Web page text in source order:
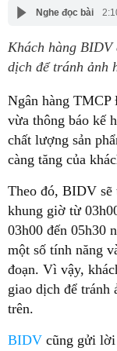
Nghe đọc bài
Khách hàng BIDV
dịch để tránh ảnh
Ngân hàng
vừa thông báo kế
chất lượng sản
càng tăng của
Theo đó, BIDV sẽ
khung giờ từ
03h00 đến 05h30
một số tính năng
đoạn. Vì vậy,
giao dịch để tránh
trên.
BIDV cũng gửi